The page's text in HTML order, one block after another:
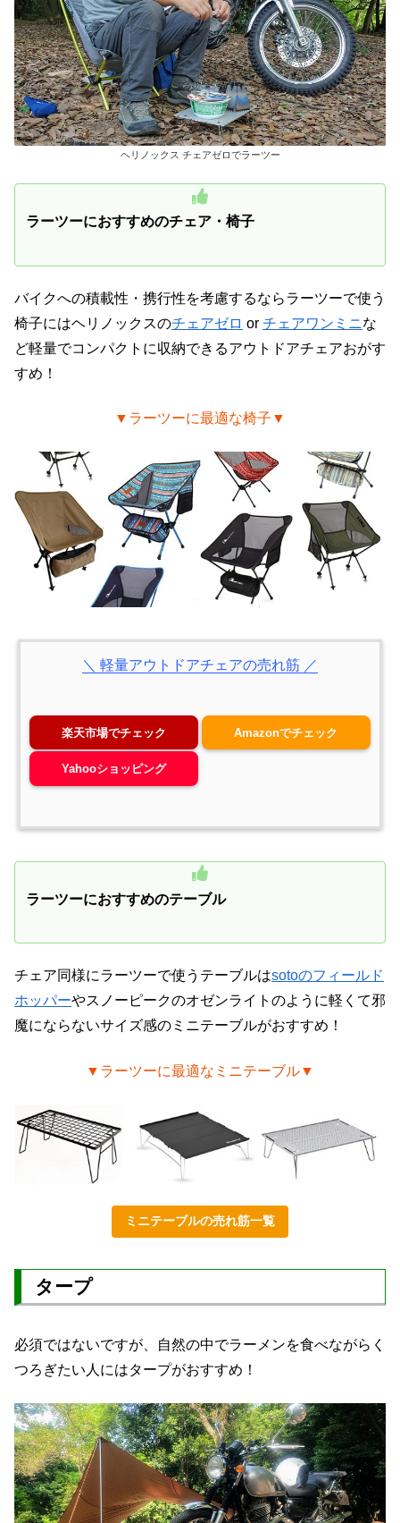
ヘリノックス チェアゼロでラーツー
ラーツーにおすすめのチェア・椅子
バイクへの積載性・携行性を考慮するならラーツーで使う
椅子にはヘリノックスのチェアゼロ or チェアワンミニな
ど軽量でコンパクトに収納できるアウトドアチェアおがす
すめ！
▼ラーツーに最適な椅子▼
＼ 軽量アウトドアチェアの売れ筋 ／
楽天市場でチェック Amazonでチェック
Yahooショッピング
ラーツーにおすすめのテーブル
チェア同様にラーツーで使うテーブルはsotoのフィールド
ホッパーやスノーピークのオゼンライトのように軽くて邪
魔にならないサイズ感のミニテーブルがおすすめ！
▼ラーツーに最適なミニテーブル▼
ミニテーブルの売れ筋一覧
タープ
必須ではないですが、自然の中でラーメンを食べながらく
つろぎたい人にはタープがおすすめ！